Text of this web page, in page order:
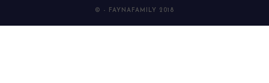
© - FAYNAFAMILY 2018